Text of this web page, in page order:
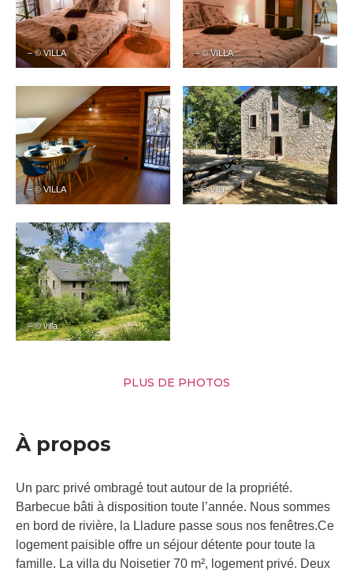
– © VILLA – © VILLA
– © VILLA – © villa
– © villa
PLUS DE PHOTOS
À propos
Un parc privé ombragé tout autour de la propriété.
Barbecue bâti à disposition toute l’année. Nous sommes
en bord de rivière, la Lladure passe sous nos fenêtres.Ce
logement paisible offre un séjour détente pour toute la
famille. La villa du Noisetier 70 m², logement privé. Deux